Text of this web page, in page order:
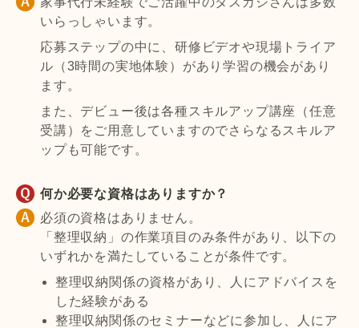
いらっしゃいます。
応募ステップの中に、研修ビデオや現場トライア
ル（3時間の実地体験）があり学習の機会があり
ます。
また、デビュー後は各種スキルアップ講座（任意
受講）をご用意していますのでさらなるスキルア
ップも可能です。
何か必要な資格はありますか？
必須の資格はありません。
「整理収納」の作業項目のみ条件があり、以下の
いずれかを満たしていることが条件です。
整理収納関係の資格があり、人にアドバイスを
した経験がある
整理収納関係のセミナーなどに参加し、人にア